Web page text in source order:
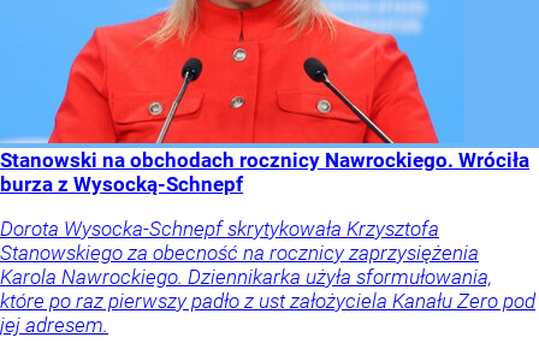
Stanowski na obchodach rocznicy Nawrockiego. Wróciła
burza z Wysocką-Schnepf
Dorota Wysocka-Schnepf skrytykowała Krzysztofa
Stanowskiego za obecność na rocznicy zaprzysiężenia
Karola Nawrockiego. Dziennikarka użyła sformułowania,
które po raz pierwszy padło z ust założyciela Kanału Zero pod
jej adresem.